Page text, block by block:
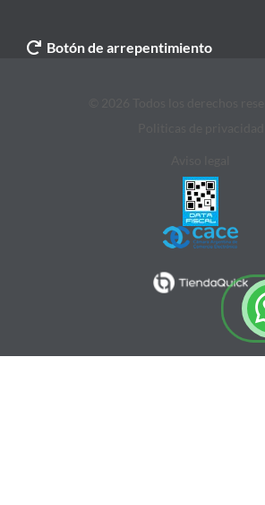
Botón de arrepentimiento